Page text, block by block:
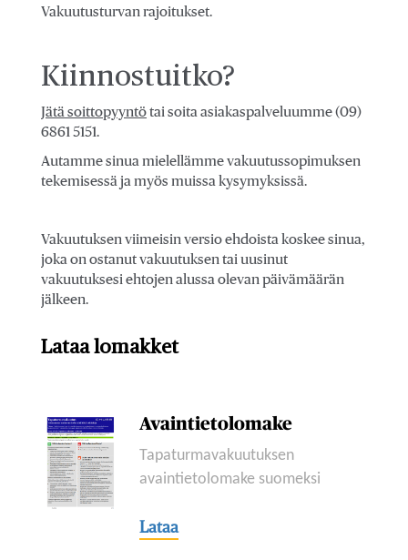
Vakuutusturvan rajoitukset.
Kiinnostuitko?
Jätä soittopyyntötai soita asiakaspalveluumme (09)
6861 5151.
Autamme sinua mielellämme vakuutussopimuksen
tekemisessä ja myös muissa kysymyksissä.
Vakuutuksen viimeisin versio ehdoista koskee sinua,
joka on ostanut vakuutuksen tai uusinut
vakuutuksesi ehtojen alussa olevan päivämäärän
jälkeen.
Lataa lomakket
Avaintietolomake
Tapaturmavakuutuksen
avaintietolomake suomeksi
Lataa